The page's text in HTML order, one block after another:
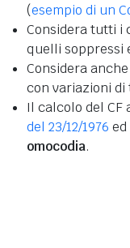
(esempio di un
Considera tutti i
quelli soppressi
Considera
con variazioni
Il calcolo del CF
del 23/12/1976
omocodia.